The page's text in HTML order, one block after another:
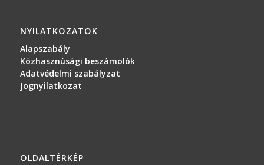
NYILATKOZATOK
Alapszabály
Közhasznúsági beszámolók
Adatvédelmi szabályzat
Jognyilatkozat
OLDALTÉRKÉP